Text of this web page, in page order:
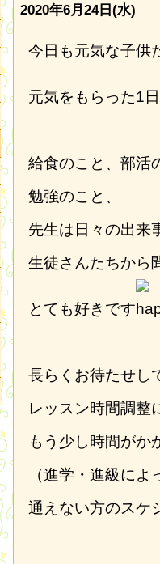
2020年6月24日(水)
今日も元気な子供
元気をもらった1
給食のこと、部活
勉強のこと、
先生は日々の出来
生徒さんたちから
とても好きです
長らくお待たせし
レッスン時間調整
もう少し時間がか
（進学・進級に
通えない方のスケ